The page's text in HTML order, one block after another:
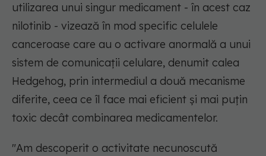
utilizarea unui singur medicament - în acest caz
nilotinib - vizează în mod specific celulele
canceroase care au o activare anormală a unui
sistem de comunicații celulare, denumit calea
Hedgehog, prin intermediul a două mecanisme
diferite, ceea ce îl face mai eficient și mai puțin
toxic decât combinarea medicamentelor.
"Am descoperit o activitate necunoscută